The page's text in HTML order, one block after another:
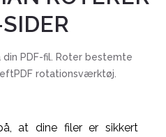
din PDF-fil. Roter bestemte
rotationsværktøj.
at dine filer er sikkert